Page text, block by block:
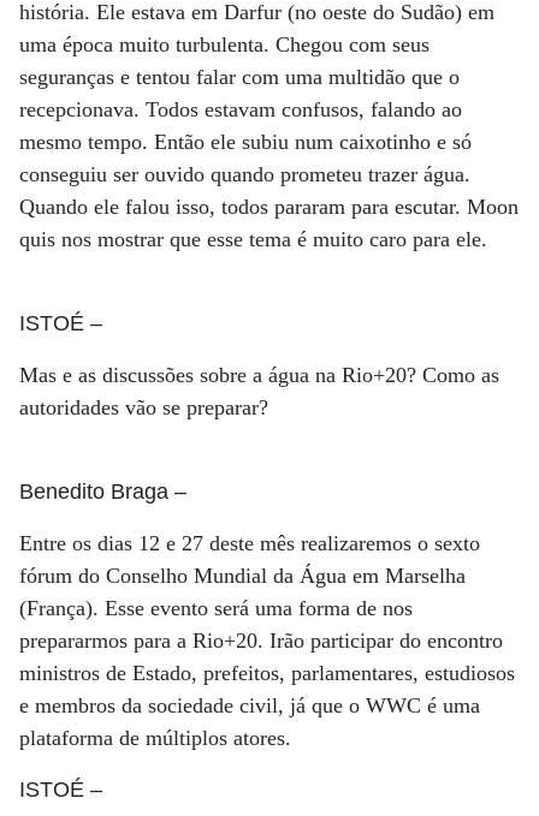
história. Ele estava em Darfur (no oeste do Sudão) em
uma época muito turbulenta. Chegou com seus
seguranças e tentou falar com uma multidão que o
recepcionava. Todos estavam confusos, falando ao
mesmo tempo. Então ele subiu num caixotinho e só
conseguiu ser ouvido quando prometeu trazer água.
Quando ele falou isso, todos pararam para escutar. Moon
quis nos mostrar que esse tema é muito caro para ele.
ISTOÉ –
Mas e as discussões sobre a água na Rio+20? Como as
autoridades vão se preparar?
Benedito Braga –
Entre os dias 12 e 27 deste mês realizaremos o sexto
fórum do Conselho Mundial da Água em Marselha
(França). Esse evento será uma forma de nos
prepararmos para a Rio+20. Irão participar do encontro
ministros de Estado, prefeitos, parlamentares, estudiosos
e membros da sociedade civil, já que o WWC é uma
plataforma de múltiplos atores.
ISTOÉ –